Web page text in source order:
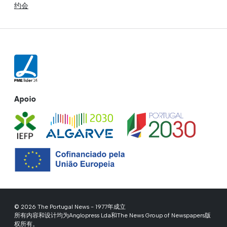
约会
Apoio
© 2026 The Portugal News - 1977年成立
所有内容和设计均为Anglopress Lda和The News Group of Newspapers版
权所有。